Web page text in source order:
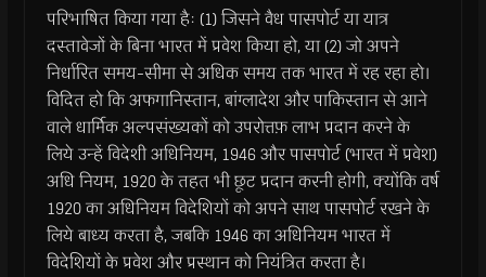
परिभाषित किया गया हैः (1) जिसने वैध पासपोर्ट या यात्र
दस्तावेजों के बिना भारत में प्रवेश किया हो, या (2) जो अपने
निर्धारित समय-सीमा से अधिक समय तक भारत में रह रहा हो।
विदित हो कि अफगानिस्तान, बांग्लादेश और पाकिस्तान से आने
वाले धार्मिक अल्पसंख्यकों को उपरोत्तफ़ लाभ प्रदान करने के
लिये उन्हें विदेशी अधिनियम, 1946 और पासपोर्ट (भारत में प्रवेश)
अधि नियम, 1920 के तहत भी छूट प्रदान करनी होगी, क्योंकि वर्ष
1920 का अधिनियम विदेशियों को अपने साथ पासपोर्ट रखने के
लिये बाध्य करता है, जबकि 1946 का अधिनियम भारत में
विदेशियों के प्रवेश और प्रस्थान को नियंत्रित करता है।